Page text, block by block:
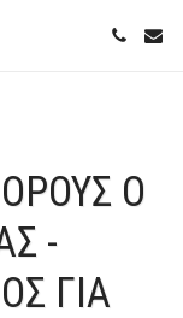
Ο
-
ΓΙΑ